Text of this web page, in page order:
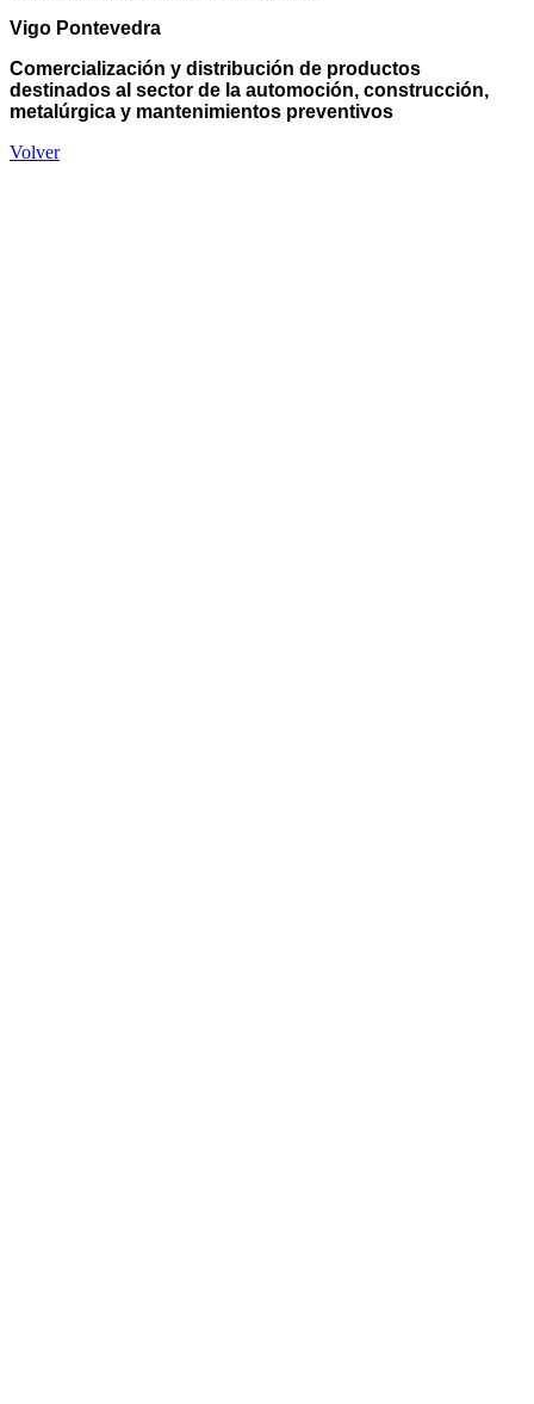
Vigo Pontevedra
Comercialización y distribución de productos
destinados al sector de la automoción, construcción,
metalúrgica y mantenimientos preventivos
Volver